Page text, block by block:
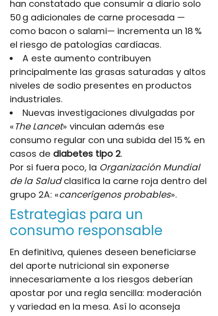
han constatado que consumir a diario solo
50 g adicionales de carne procesada —
como bacon o salami— incrementa un 18 %
el riesgo de patologías cardíacas.
A este aumento contribuyen
principalmente las grasas saturadas y altos
niveles de sodio presentes en productos
industriales.
Nuevas investigaciones divulgadas por
«The Lancet» vinculan además ese
consumo regular con una subida del 15 % en
casos de diabetes tipo 2.
Por si fuera poco, la Organización Mundial
de la Saludclasifica la carne roja dentro del
grupo 2A: «cancerígenos probables».
Estrategias para un
consumo responsable
En definitiva, quienes deseen beneficiarse
del aporte nutricional sin exponerse
innecesariamente a los riesgos deberían
apostar por una regla sencilla: moderación
y variedad en la mesa. Así lo aconseja